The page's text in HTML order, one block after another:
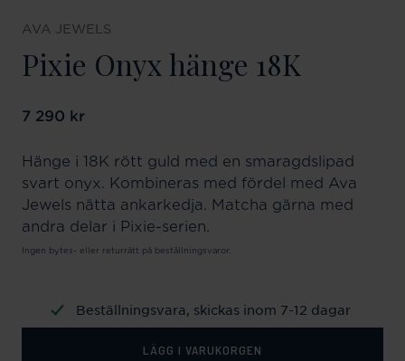
AVA JEWELS
Pixie Onyx hänge 18K
Pris:7 290 kr
7 290 kr
Hänge i 18K rött guld med en smaragdslipad
svart onyx. Kombineras med fördel med Ava
Jewels nätta ankarkedja. Matcha gärna med
andra delar i Pixie-serien.
Ingen bytes- eller returrätt på beställningsvaror.
Beställningsvara, skickas inom 7-12 dagar
LÄGG I VARUKORGEN